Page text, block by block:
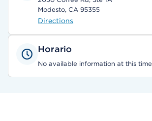
Modesto, CA 95355
Directions
Horario
No available information at this time